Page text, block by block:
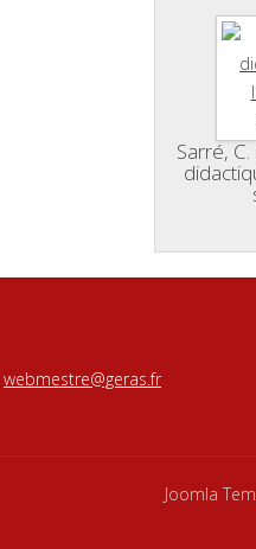
Sarré,
webmestre@geras.fr
Joomla